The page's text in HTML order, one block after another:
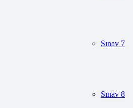
Sınav 7
Sınav 8